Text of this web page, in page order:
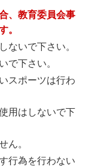
、教育委員会事
。
ないで下さい。
で下さい。
スポーツは行わ
用はしないで下
ん。
行為を行わない